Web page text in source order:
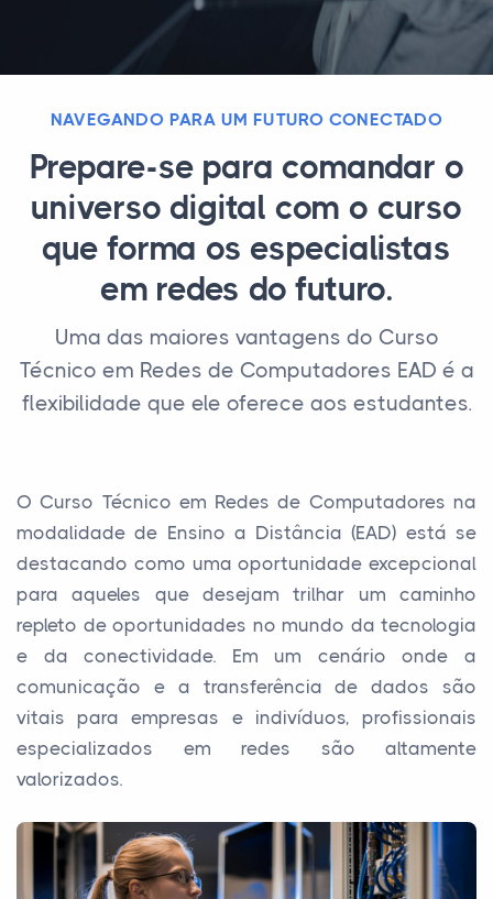
NAVEGANDO PARA UM FUTURO CONECTADO
Prepare-se para comandar o
universo digital com o curso
que forma os especialistas
em redes do futuro.
Uma das maiores vantagens do Curso
Técnico em Redes de Computadores EAD é a
flexibilidade que ele oferece aos estudantes.
O Curso Técnico em Redes de Computadores na
modalidade de Ensino a Distância (EAD) está se
destacando como uma oportunidade excepcional
para aqueles que desejam trilhar um caminho
repleto de oportunidades no mundo da tecnologia
e da conectividade. Em um cenário onde a
comunicação e a transferência de dados são
vitais para empresas e indivíduos, profissionais
especializados em redes são altamente
valorizados.